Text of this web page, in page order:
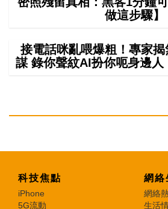
做這步驟】
接電話咪亂喂爆粗！專家
謀 錄你聲紋AI扮你呃身邊人
科技焦點
iPhone
5G流動
網絡
網絡
生活